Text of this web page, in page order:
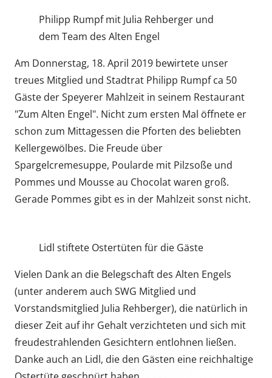
Philipp Rumpf mit Julia Rehberger und
dem Team des Alten Engel
Am Donnerstag, 18. April 2019 bewirtete unser
treues Mitglied und Stadtrat Philipp Rumpf ca 50
Gäste der Speyerer Mahlzeit in seinem Restaurant
"Zum Alten Engel". Nicht zum ersten Mal öffnete er
schon zum Mittagessen die Pforten des beliebten
Kellergewölbes. Die Freude über
Spargelcremesuppe, Poularde mit Pilzsoße und
Pommes und Mousse au Chocolat waren groß.
Gerade Pommes gibt es in der Mahlzeit sonst nicht.
Lidl stiftete Ostertüten für die Gäste
Vielen Dank an die Belegschaft des Alten Engels
(unter anderem auch SWG Mitglied und
Vorstandsmitglied Julia Rehberger), die natürlich in
dieser Zeit auf ihr Gehalt verzichteten und sich mit
freudestrahlenden Gesichtern entlohnen ließen.
Danke auch an Lidl, die den Gästen eine reichhaltige